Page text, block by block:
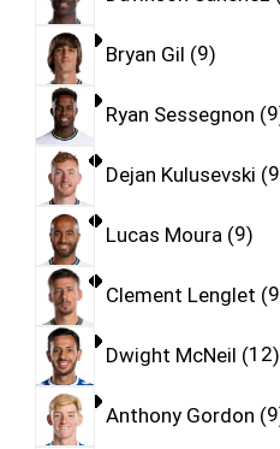
Bryan Gil 9
Ryan Sessegnon 9
Dejan Kulusevski 9
Lucas Moura 9
Clement Lenglet 9
Dwight McNeil 12
Anthony Gordon 9